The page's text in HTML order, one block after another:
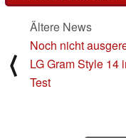
⟨
Ältere News
Noch nicht
LG Gram Style 14
Test